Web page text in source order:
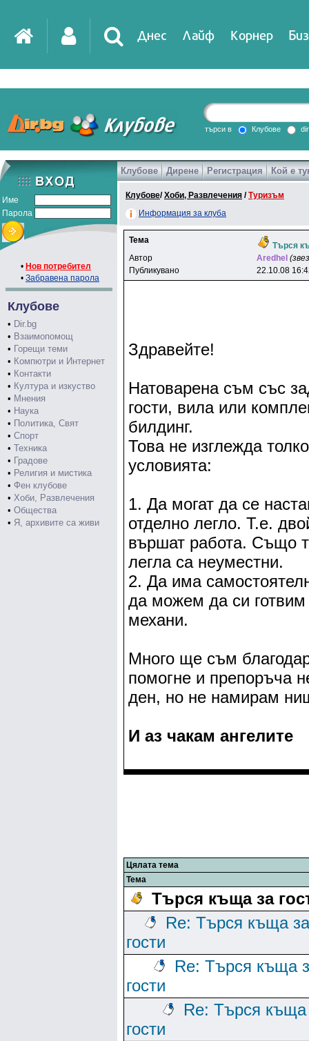
Днес Лайф Корнер
DirTV Impressio
Games
търси в Клубове
Име
Парола
• Нов потребител
• Забравена парола
Клубове
• Dir.bg
• Взаимопомощ
• Горещи теми
• Компютри и Интернет
• Контакти
• Култура и изкуство
• Мнения
• Наука
• Политика, Свят
• Спорт
• Техника
• Градове
• Религия и мистика
• Фен клубове
• Хоби, Развлечения
• Общества
• Я, архивите са живи
Клубове Дирене Регистрация Кой е
Клубове/Хоби, Развлечения /Туризъм
Информация за клуба
Тема
Търся
Автор
Aredhel
Публикувано
22.10.08
Здравейте!
Натоварена съм със
гости, вила или
билдинг.
Това не изглежда
условията:
1. Да могат да се
отделно легло. Т.е.
вършат работа. Също
легла са неуместни.
2. Да има
да можем да си
механи.
Много ще съм
помогне и препоръча
ден, но не намирам
И аз чакам ангелите
Цялата тема
Тема
Търся къща за
Re: Търся къща за
гости
Re: Търся къща
гости
Re: Търся къща
гости